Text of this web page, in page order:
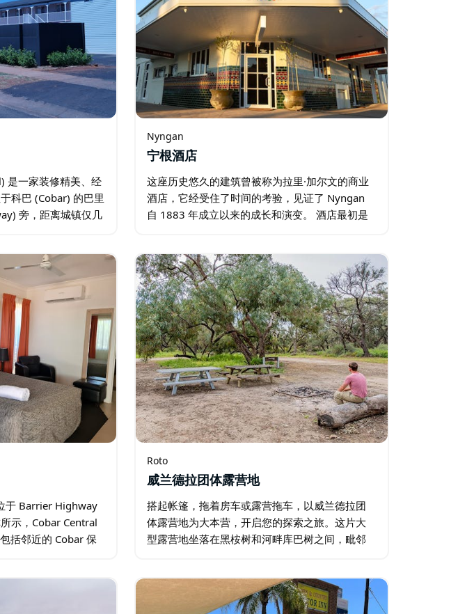
是一家装修精美、经
科巴 (Cobar) 的巴里
旁，距离城镇仅几
Nyngan
宁根酒店
这座历史悠久的建筑曾被称为拉里·加尔文的商业
酒店，它经受住了时间的考验，见证了 Nyngan
自 1883 年成立以来的成长和演变。 酒店最初是
于 Barrier Highway
示，Cobar Central
括邻近的 Cobar 保
Roto
威兰德拉团体露营地
搭起帐篷，拖着房车或露营拖车，以威兰德拉团
体露营地为大本营，开启您的探索之旅。这片大
型露营地坐落在黑桉树和河畔库巴树之间，毗邻